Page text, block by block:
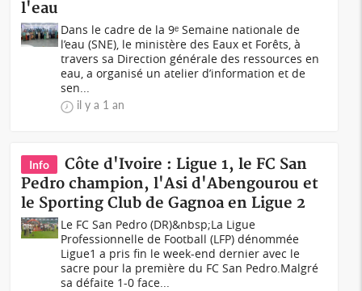
l'eau
Dans le cadre de la 9ᵉ Semaine nationale de
l’eau (SNE), le ministère des Eaux et Forêts, à
travers sa Direction générale des ressources en
eau, a organisé un atelier d’information et de
sen...
il y a 1 an
Info
Côte d'Ivoire : Ligue 1, le FC San
Pedro champion, l'Asi d'Abengourou et
le Sporting Club de Gagnoa en Ligue 2
Le FC San Pedro (DR)&nbsp;La Ligue
Professionnelle de Football (LFP) dénommée
Ligue1 a pris fin le week-end dernier avec le
sacre pour la première du FC San Pedro.Malgré
sa défaite 1-0 face...